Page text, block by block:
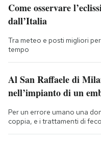
Come osservare
dall’Italia
Tra meteo e posti migliori
tempo
Al San Raffaele di
nell’impianto di un
Per un errore umano una
coppia, e i trattamenti di